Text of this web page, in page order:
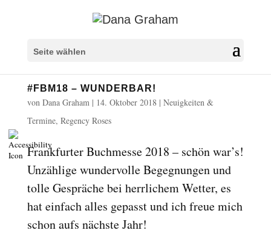
Seite wählen
#FBM18 – WUNDERBAR!
von Dana Graham| 14. Oktober 2018| Neuigkeiten &
Termine, Regency Roses
Frankfurter Buchmesse 2018 – schön war’s!
Unzählige wundervolle Begegnungen und
tolle Gespräche bei herrlichem Wetter, es
hat einfach alles gepasst und ich freue mich
schon aufs nächste Jahr!
Überschriften markieren
settings
zoom_out Herauszoomen
add_circle_outline Schrift vergrößern
spellcheck Lesbare Schriftart
brightness_high Heller Kontrast
Dunkler Kontrast